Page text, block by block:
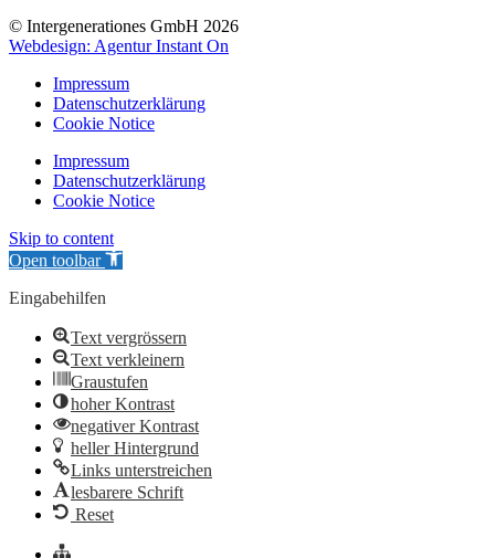
© Intergenerationes GmbH 2026
Webdesign: Agentur Instant On
Impressum
Datenschutzerklärung
Cookie Notice
Impressum
Datenschutzerklärung
Cookie Notice
Skip to content
Open toolbar
Eingabehilfen
Text vergrössern
Text verkleinern
Graustufen
hoher Kontrast
negativer Kontrast
heller Hintergrund
Links unterstreichen
lesbarere Schrift
Reset